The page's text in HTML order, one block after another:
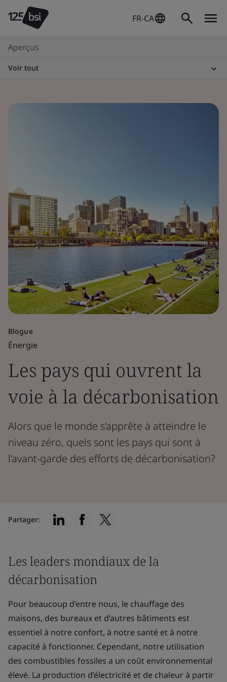
FR-CA
Aperçus
Voir tout
Blogue
Énergie
Les pays qui ouvrent la
voie à la décarbonisation
Alors que le monde s’apprête à atteindre le
niveau zéro, quels sont les pays qui sont à
l’avant-garde des efforts de décarbonisation?
Les leaders mondiaux de la
décarbonisation
Pour beaucoup d’entre nous, le chauffage des
maisons, des bureaux et d’autres bâtiments est
essentiel à notre confort, à notre santé et à notre
capacité à fonctionner. Cependant, notre utilisation
des combustibles fossiles a un coût environnemental
élevé. La production d’électricité et de chaleur à partir
Partager: